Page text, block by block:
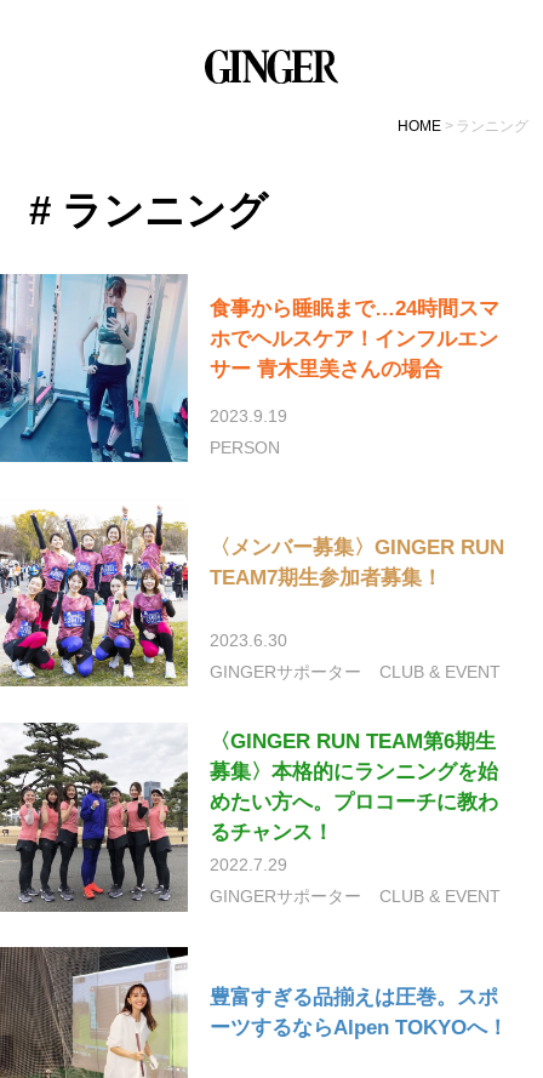
HOME ランニング
# ランニング
食事から睡眠まで…24時間スマ
ホでヘルスケア！インフルエン
サー 青木里美さんの場合
2023.9.19
PERSON
〈メンバー募集〉GINGER RUN
TEAM7期生参加者募集！
2023.6.30
GINGERサポーター
CLUB & EVENT
〈GINGER RUN TEAM第6期生
募集〉本格的にランニングを始
めたい方へ。プロコーチに教わ
るチャンス！
2022.7.29
GINGERサポーター
CLUB & EVENT
豊富すぎる品揃えは圧巻。スポ
ーツするならAlpen TOKYOへ！